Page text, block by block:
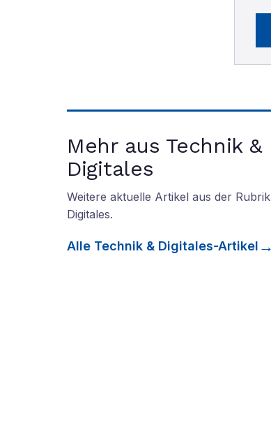
Mehr aus Technik &
Digitales
Weitere aktuelle Artikel aus der Rubrik
Digitales.
Alle Technik & Digitales-Artikel